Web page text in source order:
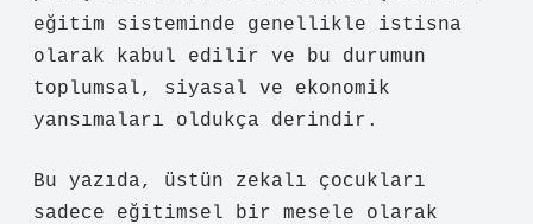
eğitim sisteminde genellikle istisna
olarak kabul edilir ve bu durumun
toplumsal, siyasal ve ekonomik
yansımaları oldukça derindir.
Bu yazıda, üstün zekalı çocukları
sadece eğitimsel bir mesele olarak